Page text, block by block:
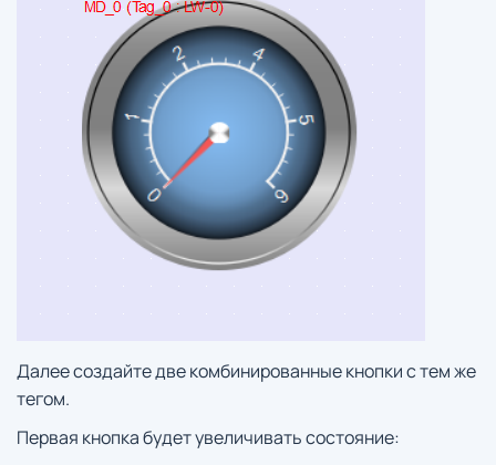
Далее создайте две комбинированные кнопки с тем же
тегом.
Первая кнопка будет увеличивать состояние: